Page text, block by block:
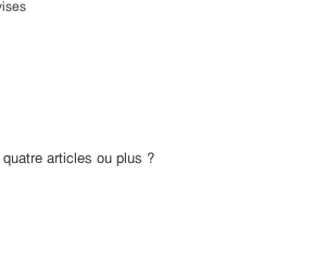
articles ou plus ?